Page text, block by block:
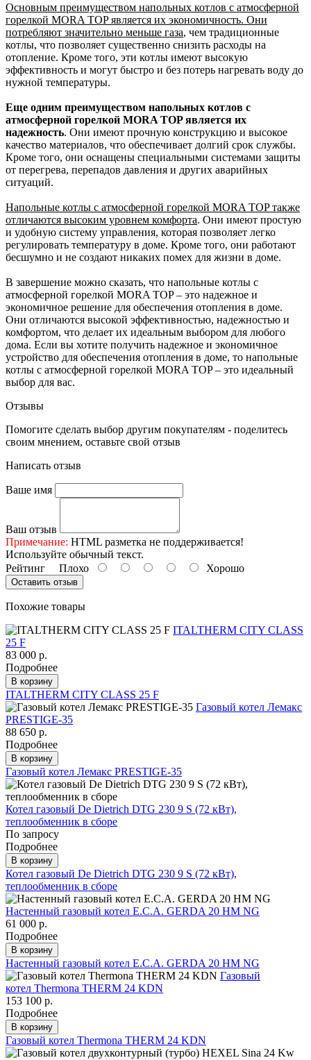
Основным преимуществом напольных котлов с атмосферной
горелкой MORA TOP является их экономичность. Они
потребляют значительно меньше газа, чем традиционные
котлы, что позволяет существенно снизить расходы на
отопление. Кроме того, эти котлы имеют высокую
эффективность и могут быстро и без потерь нагревать воду до
нужной температуры.
Еще одним преимуществом напольных котлов с
атмосферной горелкой MORA TOP является их
надежность. Они имеют прочную конструкцию и высокое
качество материалов, что обеспечивает долгий срок службы.
Кроме того, они оснащены специальными системами защиты
от перегрева, перепадов давления и других аварийных
ситуаций.
Напольные котлы с атмосферной горелкой MORA TOP также
отличаются высоким уровнем комфорта. Они имеют простую
и удобную систему управления, которая позволяет легко
регулировать температуру в доме. Кроме того, они работают
бесшумно и не создают никаких помех для жизни в доме.
В завершение можно сказать, что напольные котлы с
атмосферной горелкой MORA TOP – это надежное и
экономичное решение для обеспечения отопления в доме.
Они отличаются высокой эффективностью, надежностью и
комфортом, что делает их идеальным выбором для любого
дома. Если вы хотите получить надежное и экономичное
устройство для обеспечения отопления в доме, то напольные
котлы с атмосферной горелкой MORA TOP – это идеальный
выбор для вас.
Отзывы
Помогите сделать выбор другим покупателям - поделитесь
своим мнением, оставьте свой отзыв
Написать отзыв
Ваше имя
Ваш отзыв
Примечание: HTML разметка не поддерживается!
Используйте обычный текст.
Рейтинг Плохо Хорошо
Оставить отзыв
Похожие товары
ITALTHERM CITY CLASS
25 F
83 000 р.
Подробнее
В корзину
ITALTHERM CITY CLASS 25 F
Газовый котел Лемакс
PRESTIGE-35
88 650 р.
Подробнее
В корзину
Газовый котел Лемакс PRESTIGE-35
Котел газовый De Dietrich DTG 230 9 S (72 кВт),
теплообменник в сборе
По запросу
Подробнее
В корзину
Котел газовый De Dietrich DTG 230 9 S (72 кВт),
теплообменник в сборе
Настенный газовый котел E.C.A. GERDA 20 HM NG
61 000 р.
Подробнее
В корзину
Настенный газовый котел E.C.A. GERDA 20 HM NG
Газовый
котел Thermona THERM 24 KDN
153 100 р.
Подробнее
В корзину
Газовый котел Thermona THERM 24 KDN